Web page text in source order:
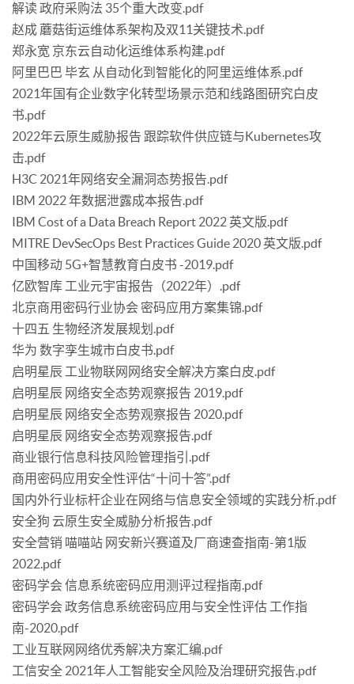
解读 政府采购法 35个重大改变.pdf
赵成 蘑菇街运维体系架构及双11关键技术.pdf
郑永宽 京东云自动化运维体系构建.pdf
阿里巴巴 毕玄 从自动化到智能化的阿里运维体系.pdf
2021年国有企业数字化转型场景示范和线路图研究白皮
书.pdf
2022年云原生威胁报告 跟踪软件供应链与Kubernetes攻
击.pdf
H3C 2021年网络安全漏洞态势报告.pdf
IBM 2022 年数据泄露成本报告.pdf
IBM Cost of a Data Breach Report 2022 英文版.pdf
MITRE DevSecOps Best Practices Guide 2020 英文版.pdf
中国移动 5G+智慧教育白皮书 -2019.pdf
亿欧智库 工业元宇宙报告（2022年）.pdf
北京商用密码行业协会 密码应用方案集锦.pdf
十四五 生物经济发展规划.pdf
华为 数字孪生城市白皮书.pdf
启明星辰 工业物联网网络安全解决方案白皮.pdf
启明星辰 网络安全态势观察报告 2019.pdf
启明星辰 网络安全态势观察报告 2020.pdf
启明星辰 网络安全态势观察报告.pdf
商业银行信息科技风险管理指引.pdf
商用密码应用安全性评估“十问十答”.pdf
国内外行业标杆企业在网络与信息安全领域的实践分析.pdf
安全狗 云原生安全威胁分析报告.pdf
安全营销 喵喵站 网安新兴赛道及厂商速查指南-第1版
2022.pdf
密码学会 信息系统密码应用测评过程指南.pdf
密码学会 政务信息系统密码应用与安全性评估 工作指
南-2020.pdf
工业互联网网络优秀解决方案汇编.pdf
工信安全 2021年人工智能安全风险及治理研究报告.pdf